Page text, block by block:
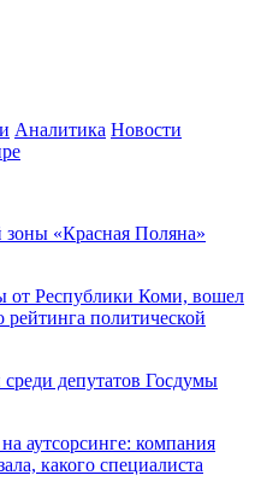
Аналитика Новости
«Красная Поляна»
от Республики Коми, вошел
рейтинга политической
депутатов Госдумы
аутсорсинге: компания
какого специалиста